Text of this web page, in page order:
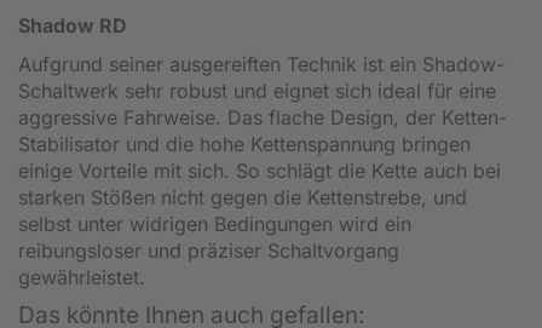
Shadow RD
Aufgrund seiner ausgereiften Technik ist ein Shadow-
Schaltwerk sehr robust und eignet sich ideal für eine
aggressive Fahrweise. Das flache Design, der Ketten-
Stabilisator und die hohe Kettenspannung bringen
einige Vorteile mit sich. So schlägt die Kette auch bei
starken Stößen nicht gegen die Kettenstrebe, und
selbst unter widrigen Bedingungen wird ein
reibungsloser und präziser Schaltvorgang
gewährleistet.
Das könnte Ihnen auch gefallen: